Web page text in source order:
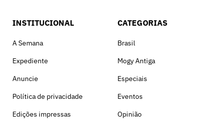
INSTITUCIONAL
A Semana
Expediente
Anuncie
Política de privacidade
Edições impressas
CATEGORIAS
Brasil
Mogy Antiga
Especiais
Eventos
Opinião